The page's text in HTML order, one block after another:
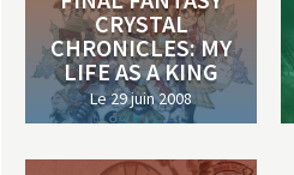
CRYSTAL
CHRONICLES: MY
LIFE AS A KING
Le 29 juin 2008